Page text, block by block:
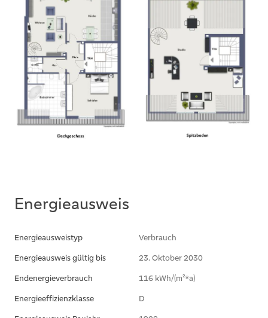
erwarten.
Vielen Dank für Ihr Verständnis.
** WIR SUCHEN HÄUSER UND WOHNUNGEN
FÜR VORGEMERKTE KUNDEN MIT
VORHANDENER
FINANZIERUNGSBESTÄTIGUNG **
Energieausweis
Energieausweistyp
Verbrauch
Energieausweis gültig bis
23. Oktober 2030
Endenergieverbrauch
116 kWh/(m²*a)
Energieeffizienzklasse
D